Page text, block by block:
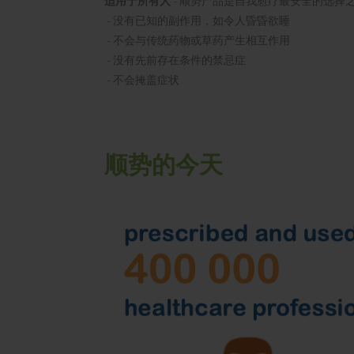
- 没有已知的副作用，如令人昏昏欲睡
- 不会与传统药物或草药产生相互作用
- 没有先前存在条件的禁忌症
- 不会掩盖症状
顺势的今天